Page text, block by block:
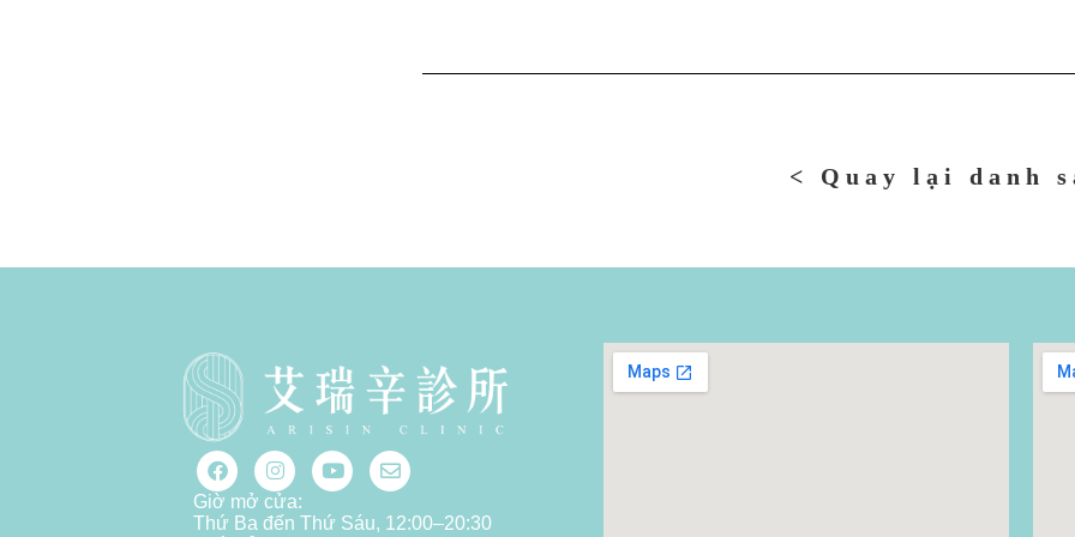
< Quay lại danh
Giờ mở cửa:
Thứ Ba đến Thứ Sáu, 12:00–20:30